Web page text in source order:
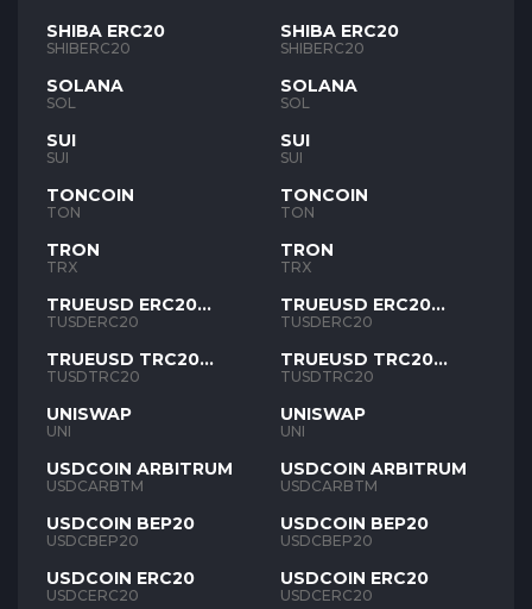
SHIBA ERC20
SHIBERC20
SOLANA
SOL
SUI
SUI
TONCOIN
TON
TRON
TRX
TRUEUSD ERC20
TUSD
TUSDERC20
TRUEUSD TRC20
TUSD
TUSDTRC20
UNISWAP
UNI
USDCOIN ARBITRUM
USDCARBTM
USDCOIN BEP20
USDCBEP20
USDCOIN ERC20
USDCERC20
SHIBA ERC20
SHIBERC20
SOLANA
SOL
SUI
SUI
TONCOIN
TON
TRON
TRX
TRUEUSD ERC20
TUSD
TUSDERC20
TRUEUSD TRC20
TUSD
TUSDTRC20
UNISWAP
UNI
USDCOIN ARBITRUM
USDCARBTM
USDCOIN BEP20
USDCBEP20
USDCOIN ERC20
USDCERC20